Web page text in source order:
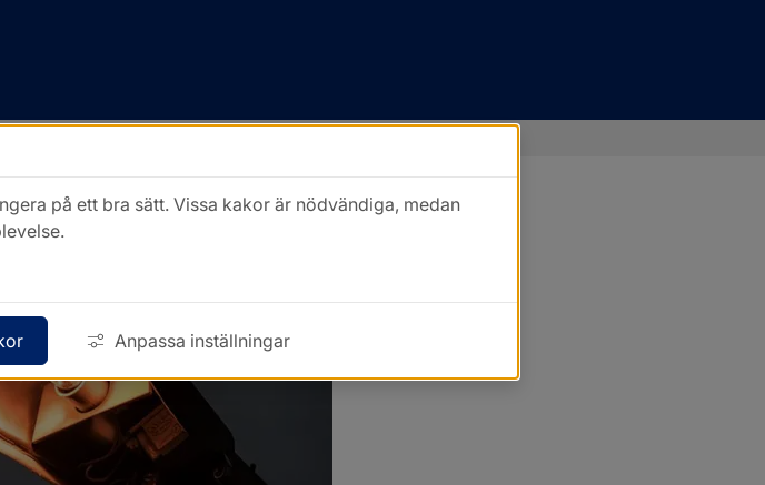
på ett bra sätt. Vissa kakor är nödvändiga, medan
Anpassa inställningar